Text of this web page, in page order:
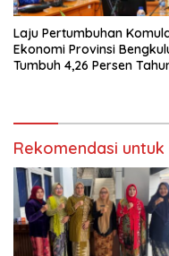
Laju Pertumbuhan
Ekonomi Provinsi
Tumbuh 4,26 Persen
Rekomendasi untuk